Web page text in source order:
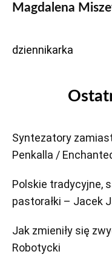
Magdalena
dziennikarka
Syntezatory
Penkalla /
Polskie tradycyjne,
pastorałki – Jacek
Jak zmieniły się
Robotycki